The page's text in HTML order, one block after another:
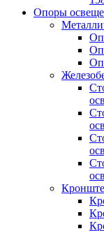
Опоры